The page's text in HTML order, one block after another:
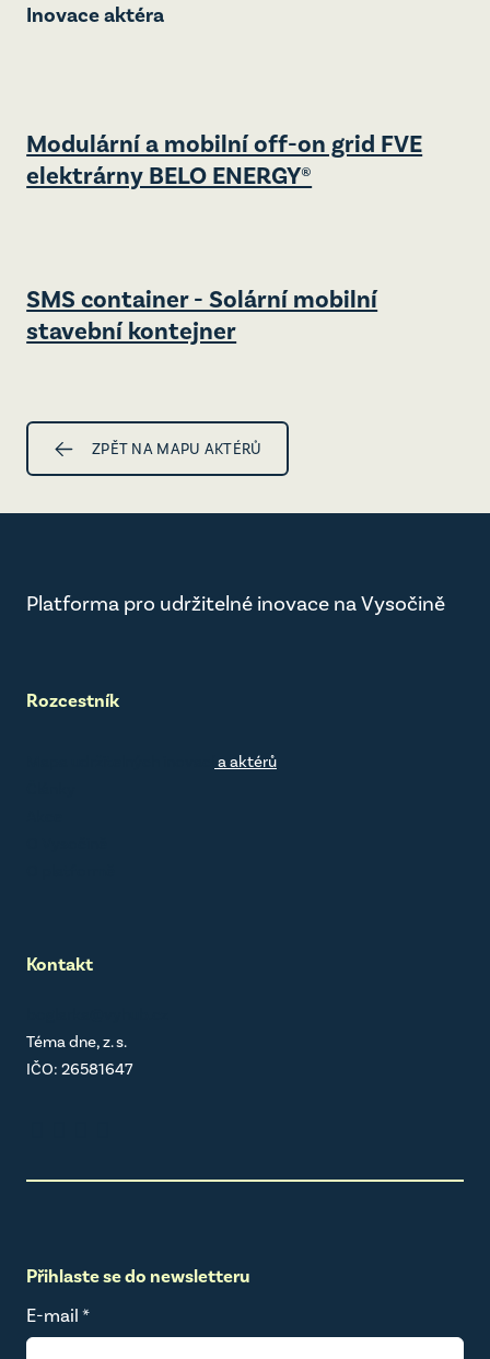
Inovace aktéra
Modulární a mobilní off-on grid FVE
elektrárny BELO ENERGY®
SMS container - Solární mobilní
stavební kontejner
ZPĚT NA MAPU AKTÉRŮ
Platforma pro udržitelné inovace na Vysočině
Rozcestník
a aktérů
Kontakt
Téma dne, z. s.
IČO: 26581647
Přihlaste se do newsletteru
E-mail *